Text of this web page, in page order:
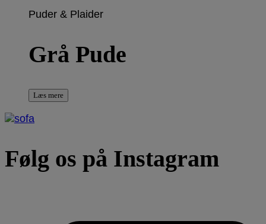
Puder & Plaider
Grå Pude
Læs mere
Følg os på Instagram